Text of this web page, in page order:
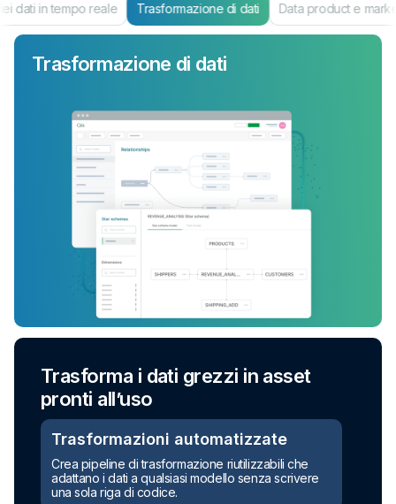
dati in tempo reale Trasformazione di dati Data product e
Trasformazione di dati
Trasforma i dati grezzi in asset
pronti all’uso
Trasformazioni automatizzate
Crea pipeline di trasformazione riutilizzabili che
adattano i dati a qualsiasi modello senza scrivere
una sola riga di codice.